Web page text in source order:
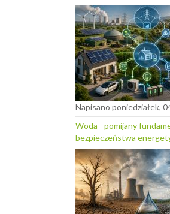
Napisano poniedziałek,
Woda - pomijany
bezpieczeństwa